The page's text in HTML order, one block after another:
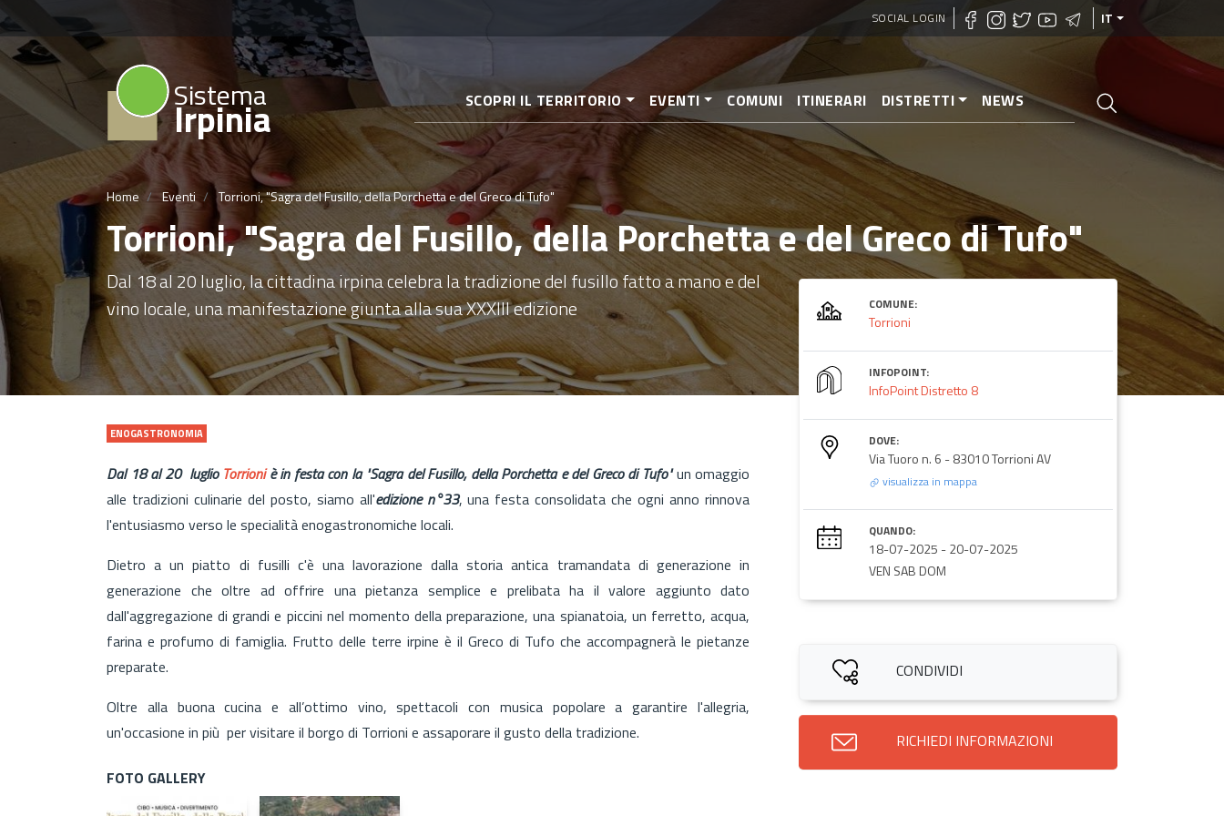
al
contenuto
principale
SOCIAL LOGIN IT
Sistema
Irpinia SCOPRI IL TERRITORIO EVENTI COMUNI ITINERARI DISTRETTI NEWS
Home Eventi Torrioni, "Sagra del Fusillo, della Porchetta e del Greco di Tufo"
Torrioni, "Sagra del Fusillo, della Porchetta e del Greco di Tufo"
Dal 18 al 20 luglio, la cittadina irpina celebra la tradizione del fusillo fatto a mano e del
vino locale, una manifestazione giunta alla sua XXXIII edizione
ENOGASTRONOMIA
Dal 18 al 20 luglio Torrioniè in festa con la "Sagra del Fusillo, della Porchetta e del Greco di Tufo"un omaggio
alle tradizioni culinarie del posto, siamo all'edizione n°33, una festa consolidata che ogni anno rinnova
l'entusiasmo verso le specialità enogastronomiche locali.
Dietro a un piatto di fusilli c'è una lavorazione dalla storia antica tramandata di generazione in
generazione che oltre ad offrire una pietanza semplice e prelibata ha il valore aggiunto dato
dall'aggregazione di grandi e piccini nel momento della preparazione, una spianatoia, un ferretto, acqua,
farina e profumo di famiglia. Frutto delle terre irpine è il Greco di Tufo che accompagnerà le pietanze
preparate.
Oltre alla buona cucina e all’ottimo vino, spettacoli con musica popolare a garantire l'allegria,
un'occasione in più per visitare il borgo di Torrioni e assaporare il gusto della tradizione.
FOTO GALLERY
COMUNE:
Torrioni
INFOPOINT:
InfoPoint Distretto 8
DOVE:
Via Tuoro n. 6 - 83010 Torrioni AV
visualizza in mappa
QUANDO:
18-07-2025 -20-07-2025
VEN SAB DOM
CONDIVIDI
RICHIEDI INFORMAZIONI